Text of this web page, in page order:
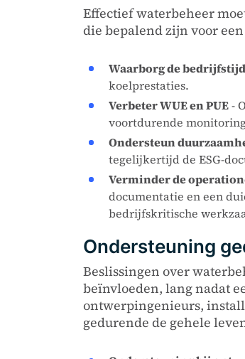
Effectief waterbeheer
die bepalend zijn voor
Waarborg de bedrijfstijd
koelprestaties.
Verbeter WUE en PUE-
voortdurende
Ondersteun
tegelijkertijd de ESG-
Verminder de
documentatie en een
bedrijfskritische
Ondersteuning
Beslissingen over
beïnvloeden, lang nadat
ontwerpingenieurs,
gedurende de gehele